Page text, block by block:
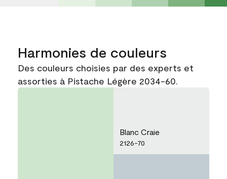
Harmonies de couleurs
Des couleurs choisies par des experts et
assorties à Pistache Légère 2034-60.
Blanc Craie
2126-70